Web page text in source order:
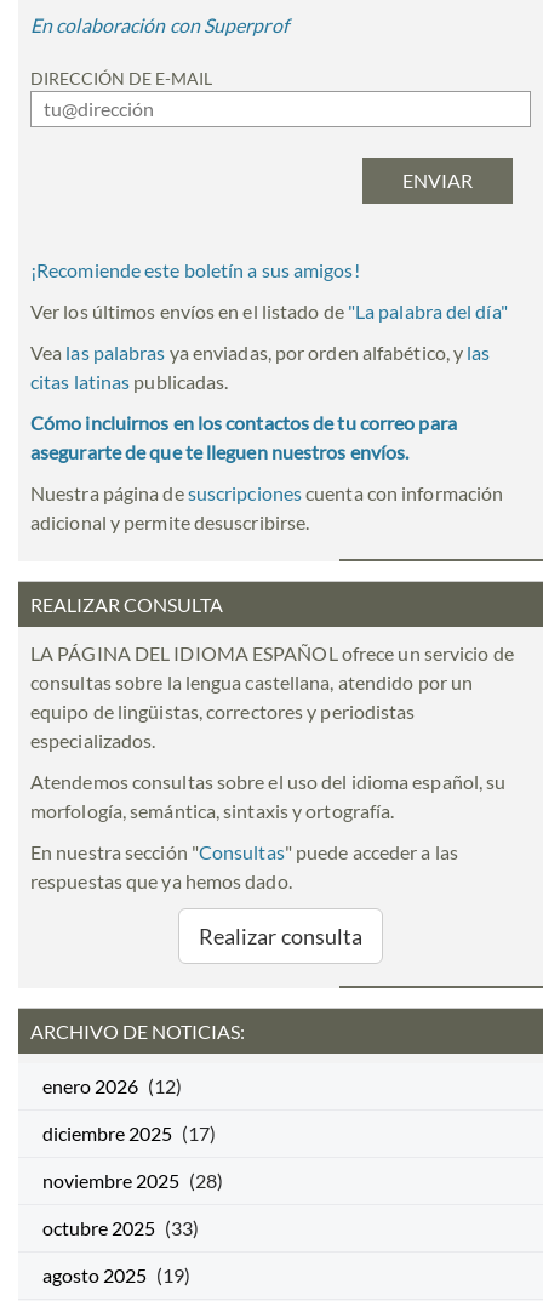
En colaboración con Superprof
DIRECCIÓN DE E-MAIL
¡Recomiende este boletín a sus amigos!
Ver los últimos envíos en el listado de "La palabra del día"
Vea las palabras ya enviadas, por orden alfabético, y las
citas latinas publicadas.
Cómo incluirnos en los contactos de tu correo para
asegurarte de que te lleguen nuestros envíos.
Nuestra página desuscripcionescuenta con información
adicional y permite desuscribirse.
REALIZAR CONSULTA
LA PÁGINA DEL IDIOMA ESPAÑOL ofrece un servicio de
consultas sobre la lengua castellana, atendido por un
equipo de lingüistas, correctores y periodistas
especializados.
Atendemos consultas sobre el uso del idioma español, su
morfología, semántica, sintaxis y ortografía.
En nuestra sección "Consultas" puede acceder a las
respuestas que ya hemos dado.
Realizar consulta
ARCHIVO DE NOTICIAS:
enero 2026 (12)
diciembre 2025 (17)
noviembre 2025 (28)
octubre 2025 (33)
agosto 2025 (19)